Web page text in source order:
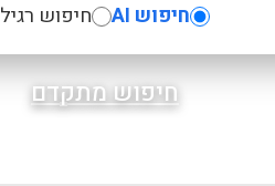
חיפוש AI חיפוש רגיל
חיפוש מתקדם